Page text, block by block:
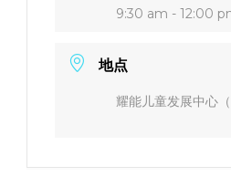
9:30 am - 12:00
地点
耀能儿童发展中心